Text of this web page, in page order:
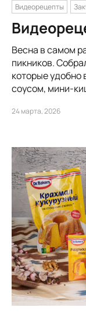
Видеорецепты
Весна в самом
пикников.
которые удобно
соусом, мини-
24 марта, 2026